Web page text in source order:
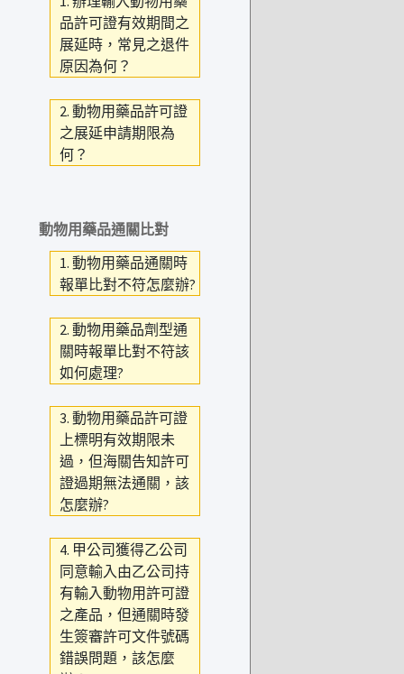
品許可證有效期間之
展延時，常見之退件
原因為何？
2. 動物用藥品許可證
之展延申請期限為
何？
動物用藥品通關比對
1. 動物用藥品通關時
報單比對不符怎麼辦?
2. 動物用藥品劑型通
關時報單比對不符該
如何處理?
3. 動物用藥品許可證
上標明有效期限未
過，但海關告知許可
證過期無法通關，該
怎麼辦?
4. 甲公司獲得乙公司
同意輸入由乙公司持
有輸入動物用許可證
之產品，但通關時發
生簽審許可文件號碼
錯誤問題，該怎麼